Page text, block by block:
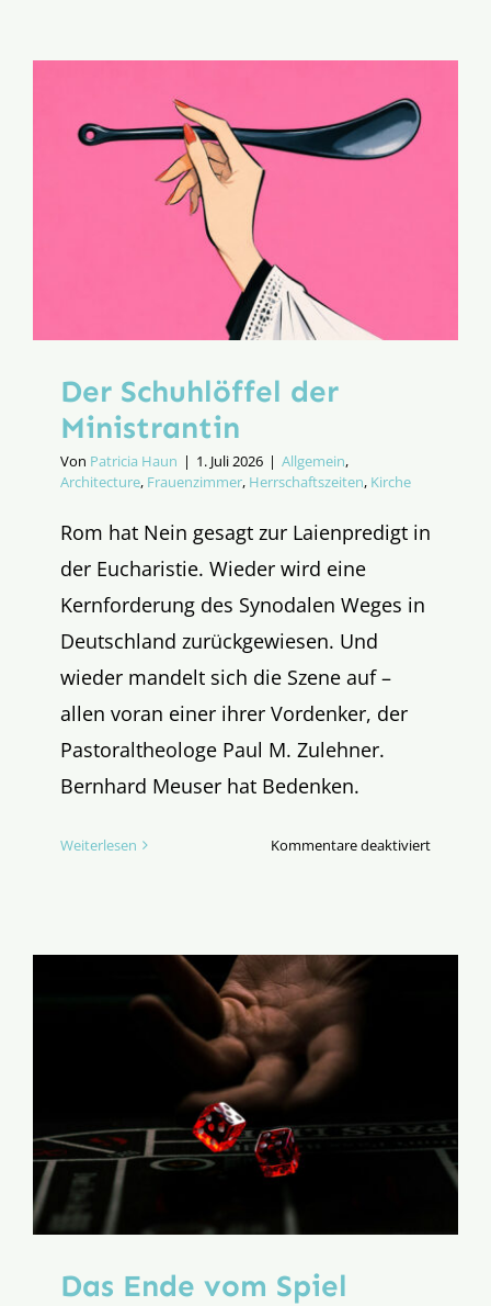
Der Schuhlöffel der
Ministrantin
Von Patricia Haun | 1. Juli 2026 | Allgemein,
Architecture, Frauenzimmer, Herrschaftszeiten, Kirche
Rom hat Nein gesagt zur Laienpredigt in
der Eucharistie. Wieder wird eine
Kernforderung des Synodalen Weges in
Deutschland zurückgewiesen. Und
wieder mandelt sich die Szene auf –
allen voran einer ihrer Vordenker, der
Pastoraltheologe Paul M. Zulehner.
Bernhard Meuser hat Bedenken.
Weiterlesen Kommentare deaktiviertfür
Das Ende vom Spiel